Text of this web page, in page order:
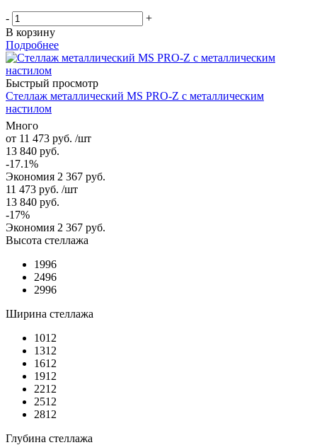
-
+
В корзину
Подробнее
Быстрый просмотр
Стеллаж металлический MS PRO-Z с металлическим
настилом
Много
от 11 473 руб. /шт
13 840 руб.
-17.1%
Экономия 2 367 руб.
11 473 руб. /шт
13 840 руб.
-17%
Экономия 2 367 руб.
Высота стеллажа
1996
2496
2996
Ширина стеллажа
1012
1312
1612
1912
2212
2512
2812
Глубина стеллажа